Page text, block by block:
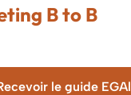
B to B
le guide